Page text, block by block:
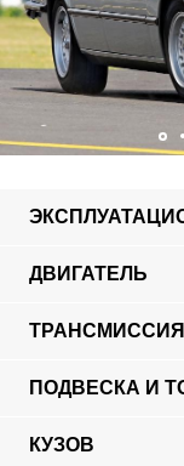
ДВИГАТЕЛЬ
ПОДВЕСКА И
КУЗОВ